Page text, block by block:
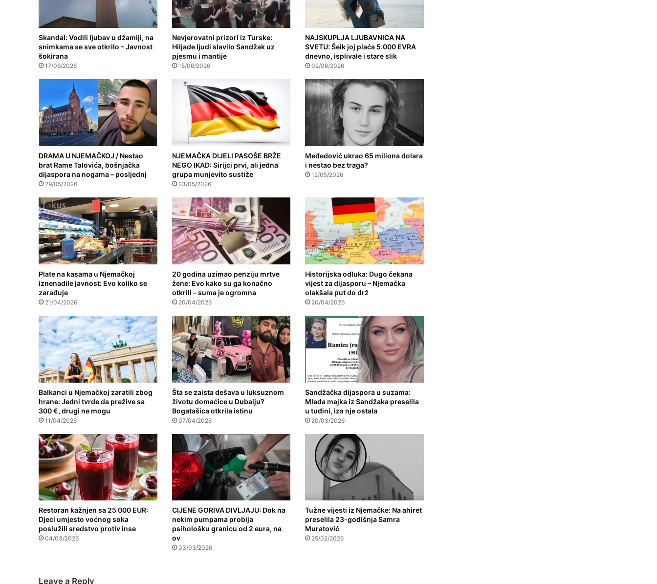
Skandal: Vodili ljubav u džamiji, na
snimkama se sve otkrilo – Javnost
šokirana
17/06/2026
Nevjerovatni prizori iz Turske:
Hiljade ljudi slavilo Sandžak uz
pjesmu i mantije
15/06/2026
NAJSKUPLJA LJUBAVNICA NA
SVETU: Šeik joj plaća 5.000 EVRA
dnevno, isplivale i stare slik
02/06/2026
DRAMA U NJEMAČKOJ / Nestao
brat Rame Talovića, bošnjačka
dijaspora na nogama – posljednj
29/05/2026
NJEMAČKA DIJELI PASOŠE BRŽE
NEGO IKAD: Sirijci prvi, ali jedna
grupa munjevito sustiže
23/05/2026
Međedović ukrao 65 miliona dolara
i nestao bez traga?
12/05/2026
Plate na kasama u Njemačkoj
iznenadile javnost: Evo koliko se
zarađuje
21/04/2026
20 godina uzimao penziju mrtve
žene: Evo kako su ga konačno
otkrili – suma je ogromna
20/04/2026
Historijska odluka: Dugo čekana
vijest za dijasporu – Njemačka
olakšala put do drž
20/04/2026
Balkanci u Njemačkoj zaratili zbog
hrane: Jedni tvrde da prežive sa
300 €, drugi ne mogu
11/04/2026
Šta se zaista dešava u luksuznom
životu domaćice u Dubaiju?
Bogatašica otkrila istinu
07/04/2026
Sandžačka dijaspora u suzama:
Mlada majka iz Sandžaka preselila
u tuđini, iza nje ostala
20/03/2026
Restoran kažnjen sa 25 000 EUR:
Djeci umjesto voćnog soka
poslužili sredstvo protiv inse
04/03/2026
CIJENE GORIVA DIVLJAJU: Dok na
nekim pumpama probija
psihološku granicu od 2 eura, na
ov
03/03/2026
Tužne vijesti iz Njemačke: Na ahiret
preselila 23-godišnja Samra
Muratović
25/02/2026
Leave a Reply